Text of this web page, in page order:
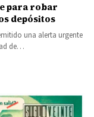
para robar
depósitos
una alerta urgente
de…